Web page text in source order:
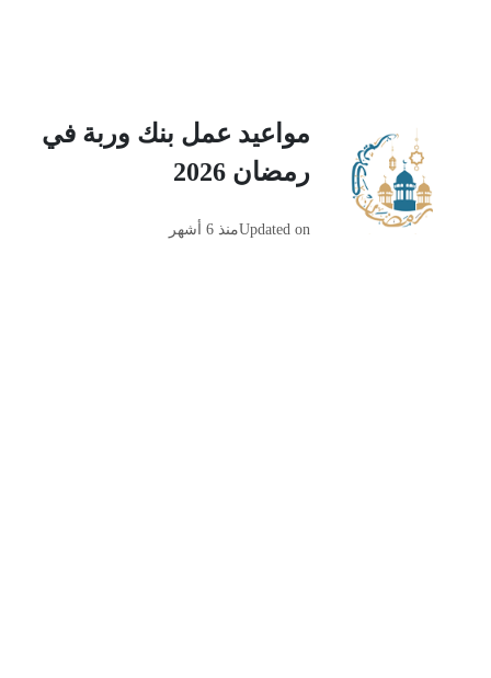
مواعيد عمل بنك وربة في
رمضان 2026
Updated onمنذ 6 أشهر